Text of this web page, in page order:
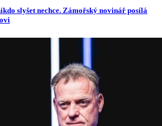
slyšet nechce. Zámořský novinář posílá